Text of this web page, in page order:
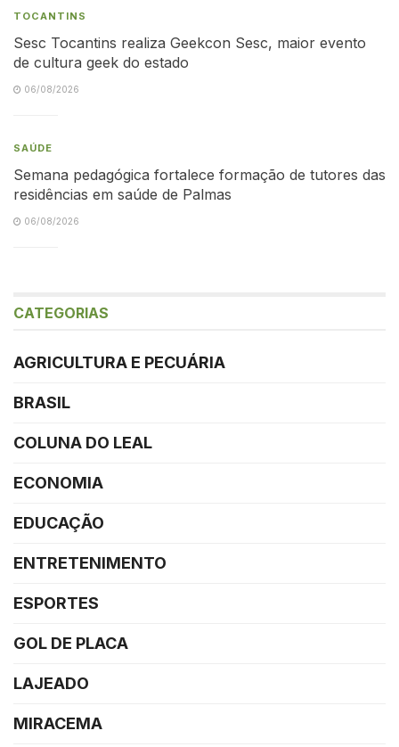
TOCANTINS
Sesc Tocantins realiza Geekcon Sesc, maior evento
de cultura geek do estado
06/08/2026
SAÚDE
Semana pedagógica fortalece formação de tutores das
residências em saúde de Palmas
06/08/2026
CATEGORIAS
AGRICULTURA E PECUÁRIA
BRASIL
COLUNA DO LEAL
ECONOMIA
EDUCAÇÃO
ENTRETENIMENTO
ESPORTES
GOL DE PLACA
LAJEADO
MIRACEMA